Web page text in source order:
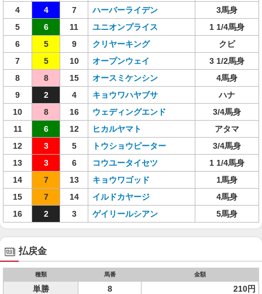
4
4 7 ハーバーライデン
3馬身
5
6 11 ユニオンプライス
1 1/4馬身
6
5 9 クリヤーキング
クビ
7
5 10 オープンウェイ
3 1/2馬身
8
8 15 オースミケンシン
4馬身
9
2 4 キョウワハヤブサ
ハナ
10
8 16 ウェディングエンド
3/4馬身
11
6 12 ヒカルヤマト
アタマ
12
3 5 トウショウピーター
3/4馬身
13
3 6 コウユータイセツ
1 1/4馬身
14
7 13 キョウワゴッド
1馬身
15
7 14 イルドカヤージ
4馬身
16
2 3 ゲイリールシアン 5馬身
払戻金
種類 馬番 金額
単勝 8 210円